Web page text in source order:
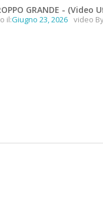
GRANDE - (Video
il:Giugno 23, 2026 video